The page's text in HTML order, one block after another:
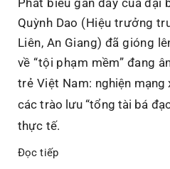
Phát biểu gần đây của đại
Quỳnh Dao (Hiệu trưởng
Liên, An Giang) đã gióng
về “tội phạm mềm” đang
trẻ Việt Nam: nghiện
các trào lưu “tổng tài bá
thực tế.
Đọc tiếp“Ảo Vọng “Tổng Tài”: